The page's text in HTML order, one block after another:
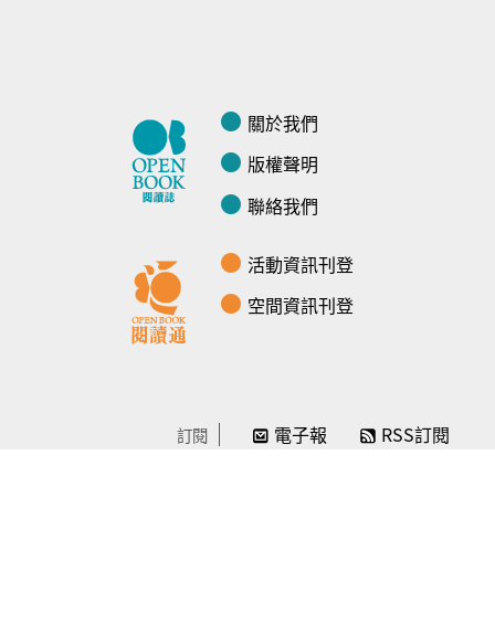
關於我們
版權聲明
聯絡我們
活動資訊刊登
空間資訊刊登
訂閱 電子報 RSS訂閱